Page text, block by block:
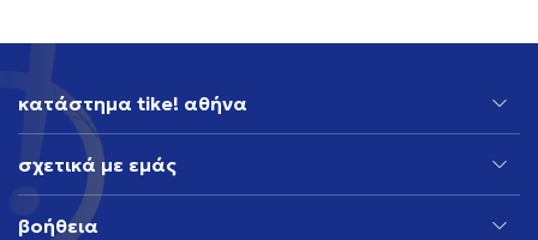
κατάστημα tike! αθήνα
σχετικά με εμάς
βοήθεια